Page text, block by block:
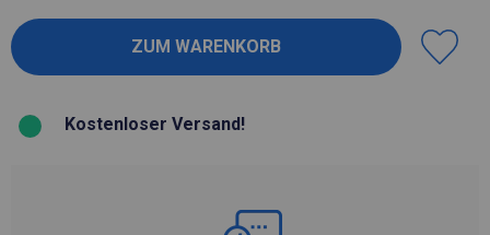
Kostenloser Versand!